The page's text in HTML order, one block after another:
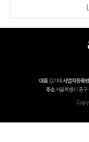
대표김기태사업자등록
주소서울특별시 중구